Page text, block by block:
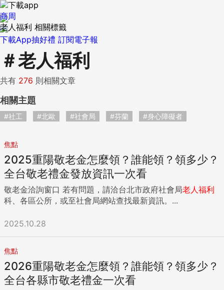
下載App抽好禮 訂閱電子報
商周
老人福利 相關標籤
＃老人福利
共有 276 則相關文章
相關主題
#社工 #北歐 #社會局 #芬蘭 #身心障礙者
焦點
2025重陽敬老金怎麼領？誰能領？領多少？
全台敬老禮金發放資訊一次看
敬老金洽詢窗口 若有問題，請洽台北市政府社會局老人 福利
科、各區公所，或至社會局網站查找最新資訊。...
2025.10.28
焦點
2026重陽敬老金怎麼領？誰能領？領多少？
全台各縣市敬老禮金一次看